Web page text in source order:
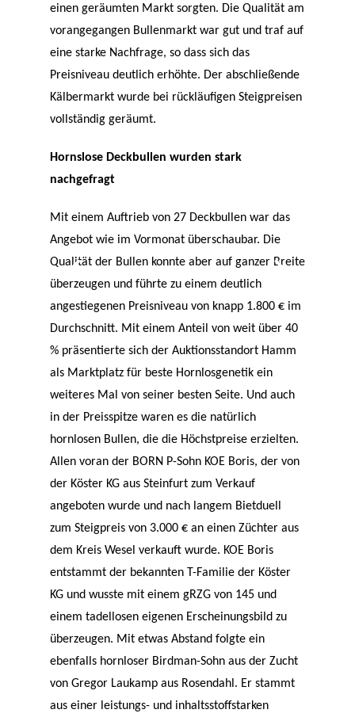
einen geräumten Markt sorgten. Die Qualität am
vorangegangen Bullenmarkt war gut und traf auf
eine starke Nachfrage, so dass sich das
Preisniveau deutlich erhöhte. Der abschließende
Kälbermarkt wurde bei rückläufigen Steigpreisen
vollständig geräumt.
Hornslose Deckbullen wurden stark
nachgefragt
Mit einem Auftrieb von 27 Deckbullen war das
Angebot wie im Vormonat überschaubar. Die
Qualität der Bullen konnte aber auf ganzer Breite
überzeugen und führte zu einem deutlich
angestiegenen Preisniveau von knapp 1.800 € im
Durchschnitt. Mit einem Anteil von weit über 40
% präsentierte sich der Auktionsstandort Hamm
als Marktplatz für beste Hornlosgenetik ein
weiteres Mal von seiner besten Seite. Und auch
in der Preisspitze waren es die natürlich
hornlosen Bullen, die die Höchstpreise erzielten.
Allen voran der BORN P-Sohn KOE Boris, der von
der Köster KG aus Steinfurt zum Verkauf
angeboten wurde und nach langem Bietduell
zum Steigpreis von 3.000 € an einen Züchter aus
dem Kreis Wesel verkauft wurde. KOE Boris
entstammt der bekannten T-Familie der Köster
KG und wusste mit einem gRZG von 145 und
einem tadellosen eigenen Erscheinungsbild zu
überzeugen. Mit etwas Abstand folgte ein
ebenfalls hornloser Birdman-Sohn aus der Zucht
von Gregor Laukamp aus Rosendahl. Er stammt
aus einer leistungs- und inhaltsstoffstarken